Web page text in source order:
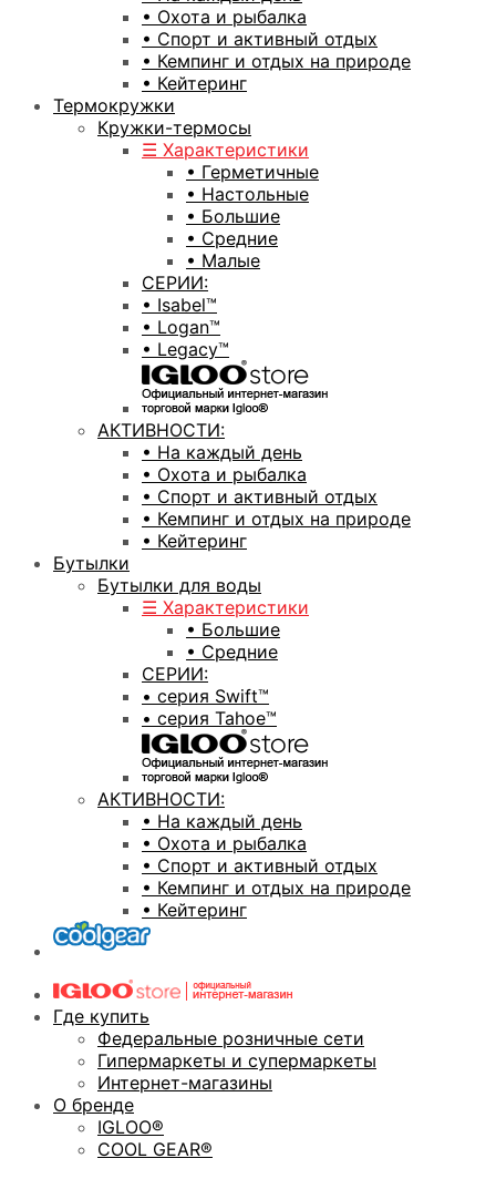
• Охота и рыбалка
• Спорт и активный отдых
• Кемпинг и отдых на природе
• Кейтеринг
Термокружки
Кружки-термосы
☰ Характеристики
• Герметичные
• Настольные
• Большие
• Средние
• Малые
СЕРИИ:
• Isabel™
• Logan™
• Legacy™
АКТИВНОСТИ:
• На каждый день
• Охота и рыбалка
• Спорт и активный отдых
• Кемпинг и отдых на природе
• Кейтеринг
Бутылки
Бутылки для воды
☰ Характеристики
• Большие
• Средние
СЕРИИ:
• серия Swift™
• серия Tahoe™
АКТИВНОСТИ:
• На каждый день
• Охота и рыбалка
• Спорт и активный отдых
• Кемпинг и отдых на природе
• Кейтеринг
Где купить
Федеральные розничные сети
Гипермаркеты и супермаркеты
Интернет-магазины
О бренде
IGLOO®
COOL GEAR®